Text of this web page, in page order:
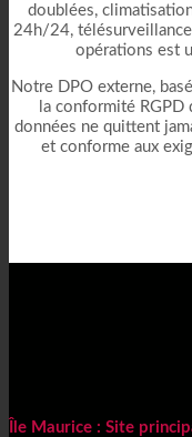
doublées,
24h/24,
opérations est
Notre DPO externe,
la conformité RGPD
données ne quittent
et conforme aux
Île Maurice : Site